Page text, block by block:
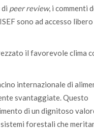
peer review, i commenti
sono ad accesso libero
il favorevole clima
internazionale di
svantaggiate. Questo
di un dignitoso
forestali che